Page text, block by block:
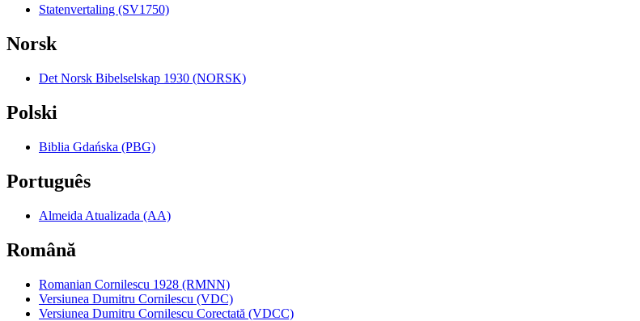
Statenvertaling (SV1750)
Norsk
Det Norsk Bibelselskap 1930 (NORSK)
Polski
Biblia Gdańska (PBG)
Português
Almeida Atualizada (AA)
Română
Romanian Cornilescu 1928 (RMNN)
Versiunea Dumitru Cornilescu (VDC)
Versiunea Dumitru Cornilescu Corectată (VDCC)